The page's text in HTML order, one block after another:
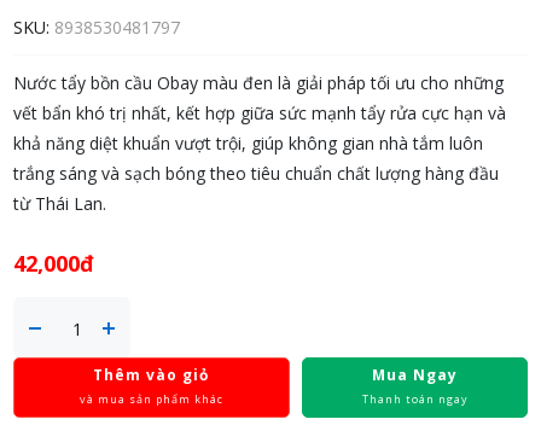
SKU: 8938530481797
Nước tẩy bồn cầu Obay màu đen là giải pháp tối ưu cho những
vết bẩn khó trị nhất, kết hợp giữa sức mạnh tẩy rửa cực hạn và
khả năng diệt khuẩn vượt trội, giúp không gian nhà tắm luôn
trắng sáng và sạch bóng theo tiêu chuẩn chất lượng hàng đầu
từ Thái Lan.
42,000đ
Thêm vào giỏ
và mua sản phẩm khác
Mua Ngay
Thanh toán ngay